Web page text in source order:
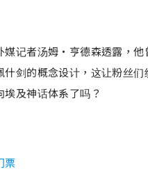
记者汤姆·亨德森透露，他
什剑的概念设计，这让粉丝
埃及神话体系了吗？
票